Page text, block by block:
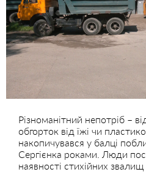
Різноманітний непотріб –
обгорток від їжі чи
накопичувався у балці
Сергієнка роками. Люди
наявності стихійних